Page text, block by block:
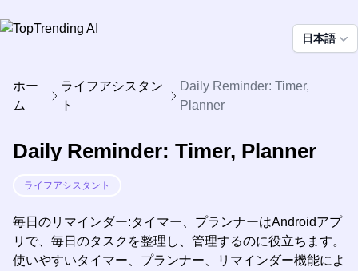
日本語
ホー
ム
ライフアシスタン
ト
Daily Reminder: Timer,
Planner
Daily Reminder: Timer, Planner
ライフアシスタント
毎日のリマインダー:タイマー、プランナーはAndroidアプ
リで、毎日のタスクを整理し、管理するのに役立ちます。
使いやすいタイマー、プランナー、リマインダー機能によ